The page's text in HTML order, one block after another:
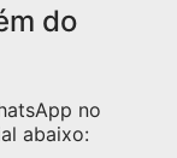
do
no
abaixo: